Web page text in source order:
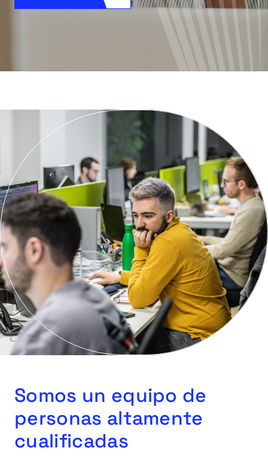
Somos un equipo de
personas altamente
cualificadas